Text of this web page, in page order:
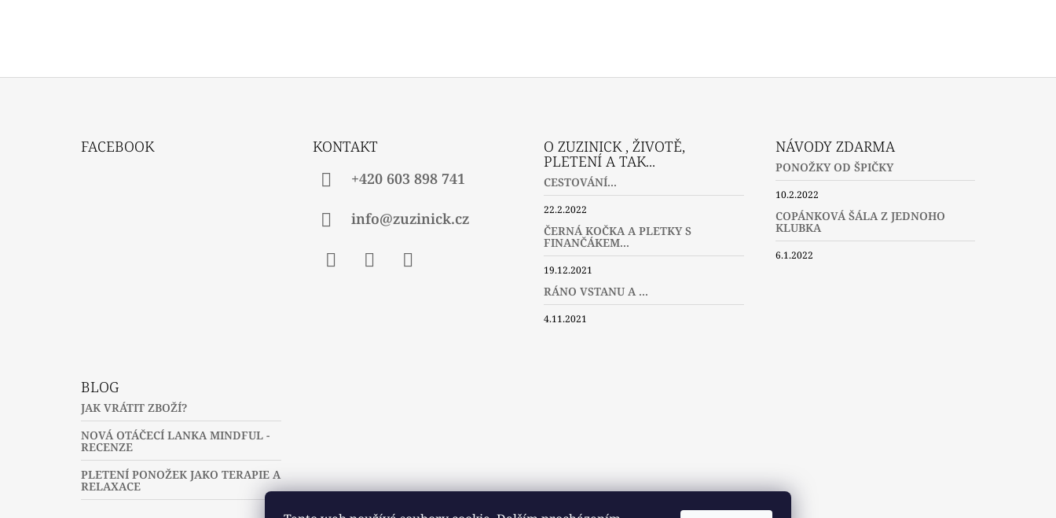
FACEBOOK
KONTAKT
+420 603 898 741
info@zuzinick.cz
O ZUZINICK , ŽIVOTĚ,
PLETENÍ A TAK...
CESTOVÁNÍ...
22.2.2022
ČERNÁ KOČKA A PLETKY S
FINANČÁKEM...
19.12.2021
RÁNO VSTANU A ...
4.11.2021
NÁVODY ZDARMA
PONOŽKY OD ŠPIČKY
10.2.2022
COPÁNKOVÁ ŠÁLA Z JEDNOHO
KLUBKA
6.1.2022
BLOG
JAK VRÁTIT ZBOŽÍ?
NOVÁ OTÁČECÍ LANKA MINDFUL -
RECENZE
PLETENÍ PONOŽEK JAKO TERAPIE A
RELAXACE